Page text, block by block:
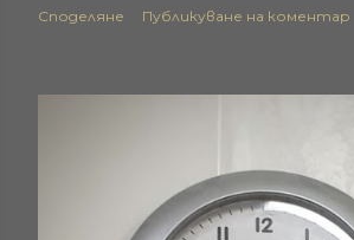
Споделяне Публикуване на коментар